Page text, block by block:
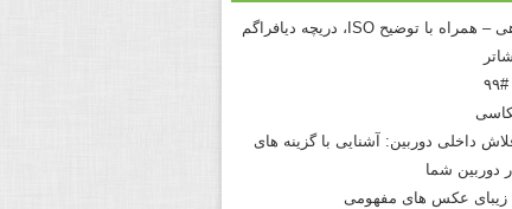
درک نوردهی – همراه با توضیح ISO، دریچه دیافراگم
داخلی دوربین: آشنایی با گزینه های
دوربین شما
زیبای عکس های مفهومی